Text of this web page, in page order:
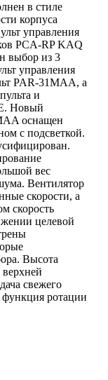
в стиле
корпуса
управления
PCA-RP KAQ
выбор из 3
управления
PAR-31MAA, а
и
Новый
оснащен
с подсветкой.
вес
Вентилятор
скорости, а
скорость
целевой
Высота
свежего
функция ротации